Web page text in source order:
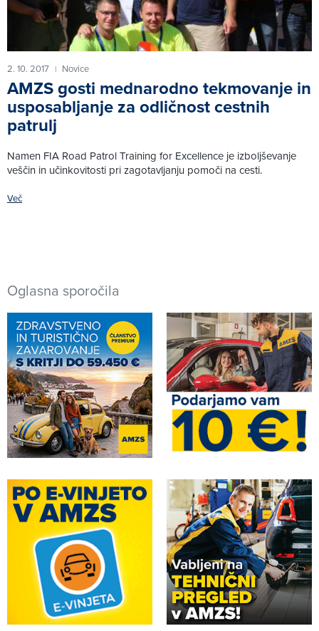
2. 10. 2017 | Novice
AMZS gosti mednarodno tekmovanje in
usposabljanje za odličnost cestnih
patrulj
Namen FIA Road Patrol Training for Excellence je izboljševanje
veščin in učinkovitosti pri zagotavljanju pomoči na cesti.
Več
Oglasna sporočila